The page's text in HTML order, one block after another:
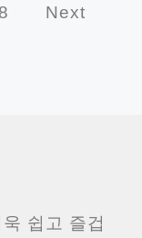
Next
쉽고 즐겁